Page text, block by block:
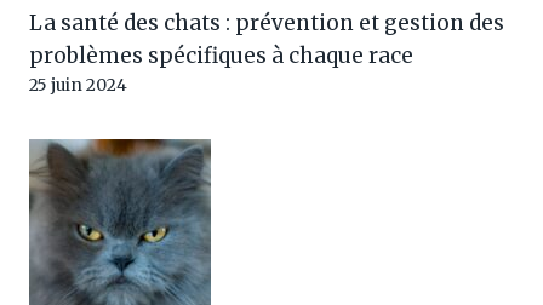
La santé des chats : prévention et gestion des
problèmes spécifiques à chaque race
25 juin 2024